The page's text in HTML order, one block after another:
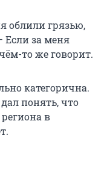
облили грязью,
Если за меня
то же говорит.
категорична.
понять, что
в